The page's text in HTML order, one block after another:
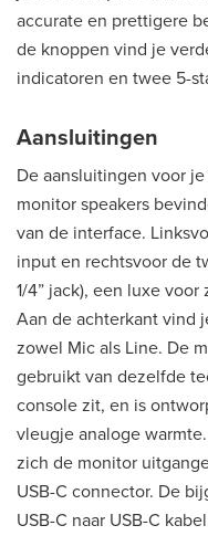
accurate en prettigere
de knoppen vind je
indicatoren en twee 5-
Aansluitingen
De aansluitingen voor
monitor speakers
van de interface.
input en rechtsvoor de
1/4” jack), een luxe
Aan de achterkant vind
zowel Mic als Line. De
gebruikt van dezelfde
console zit, en is
vleugje analoge
zich de monitor
USB-C connector. De
USB-C naar USB-C